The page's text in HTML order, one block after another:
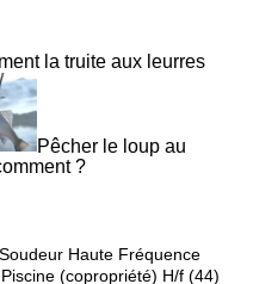
la truite aux leurres
Pêcher le loup au
?
Soudeur Haute Fréquence
(copropriété) H/f (44)